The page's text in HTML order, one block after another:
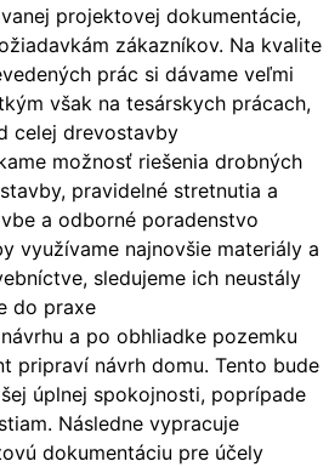
projektovej dokumentácie,
zákazníkov. Na kvalite
prác si dávame veľmi
však na tesárskych prácach,
celej drevostavby
možnosť riešenia drobných
pravidelné stretnutia a
a odborné poradenstvo
využívame najnovšie materiály a
sledujeme ich neustály
do praxe
a po obhliadke pozemku
pripraví návrh domu. Tento bude
úplnej spokojnosti, poprípade
Následne vypracuje
dokumentáciu pre účely